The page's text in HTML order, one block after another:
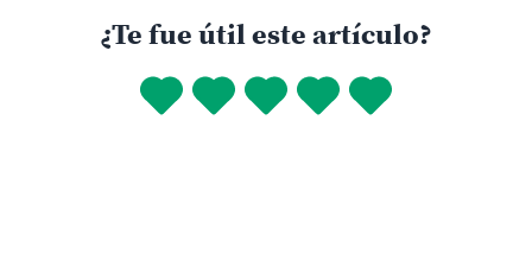
por la PUCP. Ha sido miembro del Consejo
Directivo de la Superintendencia […]
¿Te fue útil este artículo?